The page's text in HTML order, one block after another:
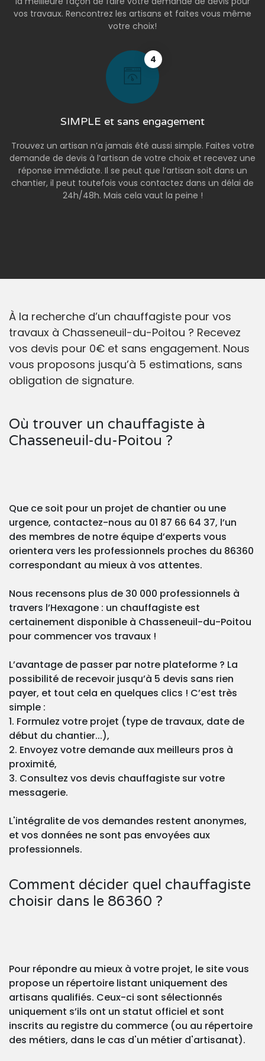
vos travaux. Rencontrez les artisans et faites vous même
votre choix!
4
SIMPLE et sans engagement
Trouvez un artisan n’a jamais été aussi simple. Faites votre
demande de devis à l’artisan de votre choix et recevez une
réponse immédiate. Il se peut que l’artisan soit dans un
chantier, il peut toutefois vous contactez dans un délai de
24h/48h. Mais cela vaut la peine !
À la recherche d’un chauffagiste pour vos
travaux à Chasseneuil-du-Poitou ? Recevez
vos devis pour 0€ et sans engagement. Nous
vous proposons jusqu’à 5 estimations, sans
obligation de signature.
Où trouver un chauffagiste à
Chasseneuil-du-Poitou ?
Que ce soit pour un projet de chantier ou une
urgence, contactez-nous au 01 87 66 64 37, l’un
des membres de notre équipe d’experts vous
orientera vers les professionnels proches du 86360
correspondant au mieux à vos attentes.
Nous recensons plus de 30 000 professionnels à
travers l’Hexagone : un chauffagiste est
certainement disponible à Chasseneuil-du-Poitou
pour commencer vos travaux !
L’avantage de passer par notre plateforme ? La
possibilité de recevoir jusqu’à 5 devis sans rien
payer, et tout cela en quelques clics ! C’est très
simple :
1. Formulez votre projet (type de travaux, date de
début du chantier...),
2. Envoyez votre demande aux meilleurs pros à
proximité,
3. Consultez vos devis chauffagiste sur votre
messagerie.
L'intégralite de vos demandes restent anonymes,
et vos données ne sont pas envoyées aux
professionnels.
Comment décider quel chauffagiste
choisir dans le 86360 ?
Pour répondre au mieux à votre projet, le site vous
propose un répertoire listant uniquement des
artisans qualifiés. Ceux-ci sont sélectionnés
uniquement s’ils ont un statut officiel et sont
inscrits au registre du commerce (ou au répertoire
des métiers, dans le cas d'un métier d'artisanat).